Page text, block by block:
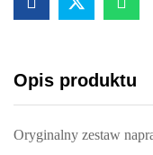
Opis produktu
Oryginalny zestaw